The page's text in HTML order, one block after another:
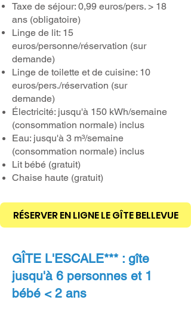
RÉSERVER EN LIGNE LE GÎTE BELLEVUE
Taxe de séjour: 0,99 euros/pers. > 18
ans (obligatoire)
Linge de lit: 15
euros/personne/réservation (sur
demande)
Linge de toilette et de cuisine: 10
euros/pers./réservation (sur
demande)
Électricité: jusqu'à 150 kWh/semaine
(consommation normale) inclus
Eau: jusqu'à 3 m³/semaine
(consommation normale) inclus
Lit bébé (gratuit)
Chaise haute (gratuit)
GÎTE L'ESCALE*** : gîte
jusqu'à 6 personnes et 1
bébé < 2 ans